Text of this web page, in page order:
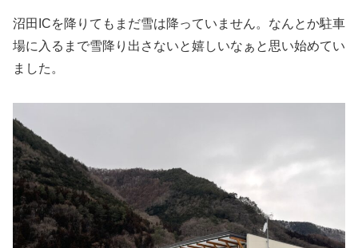
沼田ICを降りてもまだ雪は降っていません。なんとか駐車
場に入るまで雪降り出さないと嬉しいなぁと思い始めてい
ました。